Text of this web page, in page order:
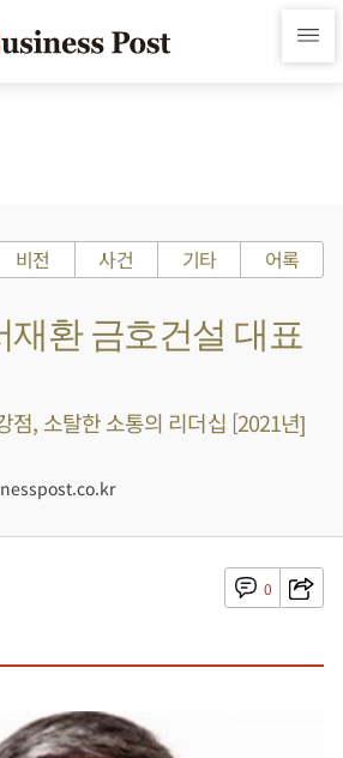
비전 사건 기타 어록
재환 금호건설 대표
점, 소탈한 소통의 리더십 [2021년]
0